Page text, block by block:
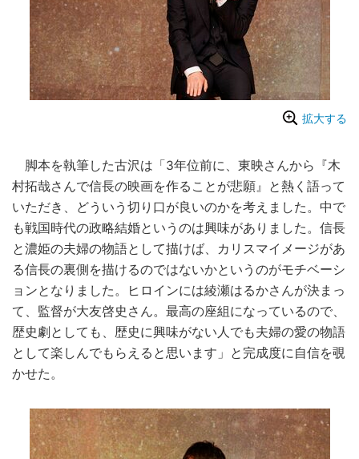
拡大する
脚本を執筆した古沢は「3年位前に、東映さんから『木
村拓哉さんで信長の映画を作ることが悲願』と熱く語って
いただき、どういう切り口が良いのかを考えました。中で
も戦国時代の政略結婚というのは興味がありました。信長
と濃姫の夫婦の物語として描けば、カリスマイメージがあ
る信長の裏側を描けるのではないかというのがモチベーシ
ョンとなりました。ヒロインには綾瀬はるかさんが決まっ
て、監督が大友啓史さん。最高の座組になっているので、
歴史劇としても、歴史に興味がない人でも夫婦の愛の物語
として楽しんでもらえると思います」と完成度に自信を覗
かせた。